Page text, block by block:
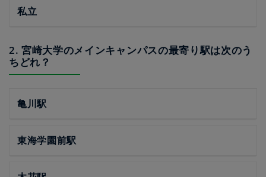
私立
2. 宮崎大学のメインキャンパスの最寄り駅は次のう
ちどれ？
亀川駅
東海学園前駅